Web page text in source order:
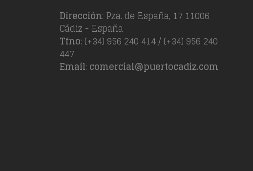
Dirección: Pza. de España, 17 11006
Cádiz - España
Tfno: (+34) 956 240 414 / (+34) 956 240
447
Email: comercial@puertocadiz.com